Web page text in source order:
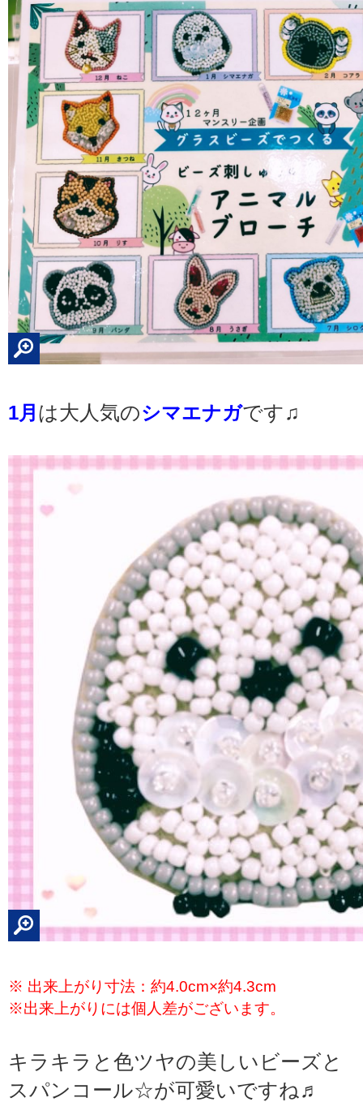
1月 は大人気のシマエナガです♫
※ 出来上がり寸法：約4.0cm×約4.3cm
※出来上がりには個人差がございます。
キラキラと色ツヤの美しいビーズと
スパンコール☆が可愛いですね♬